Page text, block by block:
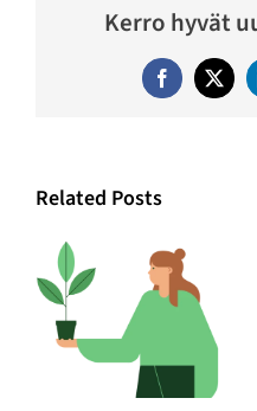
Kerro hyvät
Facebook
Related Posts